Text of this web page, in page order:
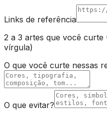
Links de referência
2 a 3 artes que você
vírgula)
O que você curte nessas
O que evitar?